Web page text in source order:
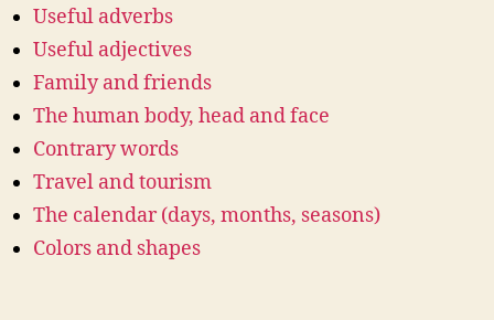
Useful adverbs
Useful adjectives
Family and friends
The human body, head and face
Contrary words
Travel and tourism
The calendar (days, months, seasons)
Colors and shapes